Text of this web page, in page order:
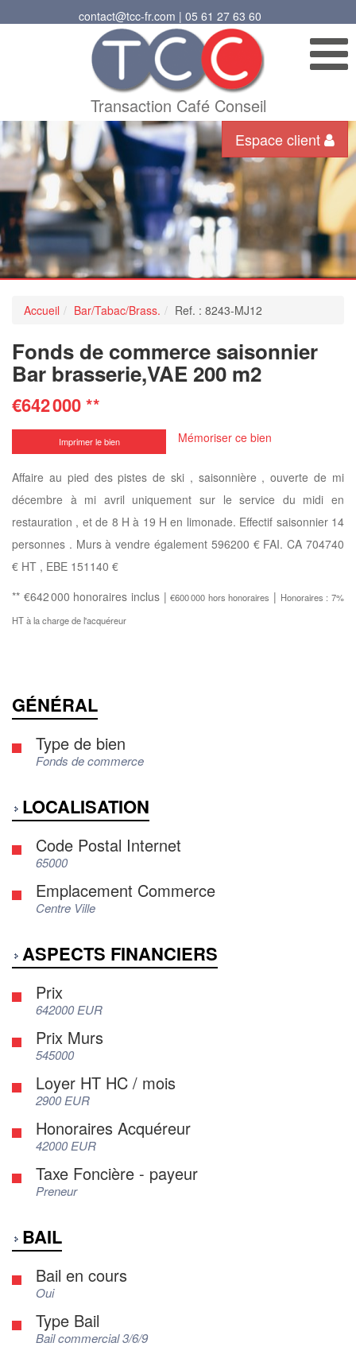
contact@tcc-fr.com | 05 61 27 63 60
Transaction Café Conseil
Espace client
Accueil Bar/Tabac/Brass. Ref. : 8243-MJ12
Fonds de commerce saisonnier
Bar brasserie,VAE 200 m2
€642 000**
Imprimer le bien Mémoriser ce bien
Affaire au pied des pistes de ski , saisonnière , ouverte de mi
décembre à mi avril uniquement sur le service du midi en
restauration , et de 8 H à 19 H en limonade. Effectif saisonnier 14
personnes . Murs à vendre également 596200 € FAI. CA 704740
€ HT , EBE 151140 €
** €642 000 honoraires inclus |€600 000 hors honoraires | Honoraires : 7%
HT à la charge de l'acquéreur
GÉNÉRAL
Type de bien
Fonds de commerce
LOCALISATION
Code Postal Internet
65000
Emplacement Commerce
Centre Ville
ASPECTS FINANCIERS
Prix
642000 EUR
Prix Murs
545000
Loyer HT HC / mois
2900 EUR
Honoraires Acquéreur
42000 EUR
Taxe Foncière - payeur
Preneur
BAIL
Bail en cours
Oui
Type Bail
Bail commercial 3/6/9